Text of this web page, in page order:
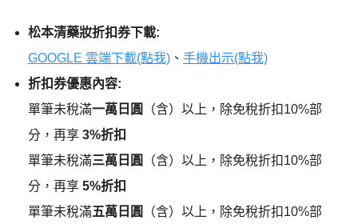
松本清藥妝折扣券下載:
GOOGLE 雲端下載(點我) 、 手機出示(點我)
折扣券優惠內容:
單筆未稅滿一萬日圓
（含）以上，除免稅折扣10%部
分，再享 3%折扣
單筆未稅滿三萬日圓
（含）以上，除免稅折扣10%部
分，再享 5%折扣
單筆未稅滿五萬日圓
（含）以上，除免稅折扣10%部